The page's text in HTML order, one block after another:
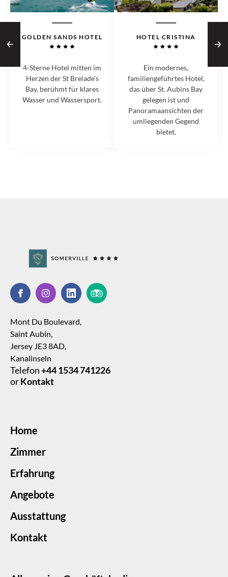
GOLDEN SANDS HOTEL
4-Sterne Hotel mitten im
Herzen der St Brelade's
Bay, berühmt für klares
Wasser und Wassersport.
HOTEL CRISTINA
Ein modernes,
familiengeführtes Hotel,
das über St. Aubins Bay
gelegen ist und
Panoramaansichten der
umliegenden Gegend
bietet.
Mont Du Boulevard,
Saint Aubin,
Jersey JE3 8AD,
Kanalinseln
Telefon+44 1534 741226
orKontakt
Home
Zimmer
Erfahrung
Angebote
Ausstattung
Kontakt